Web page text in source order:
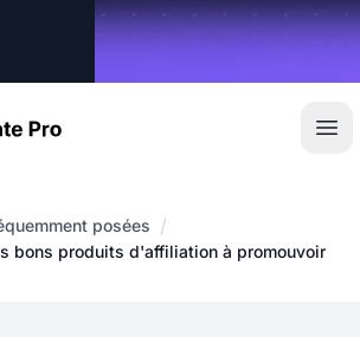
posées /
bons produits d'affiliation à promouvoir